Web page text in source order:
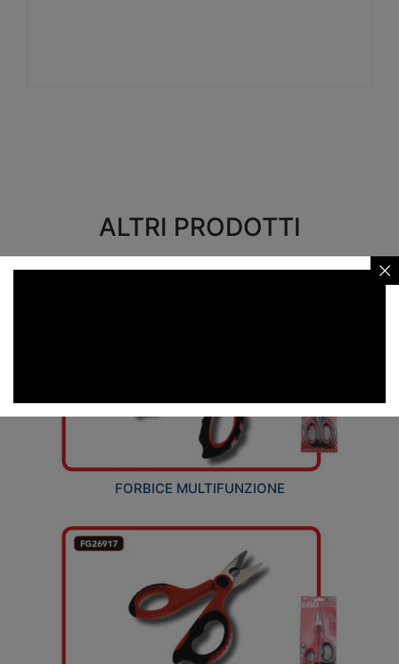
ALTRI PRODOTTI
FORBICE MULTIFUNZIONE